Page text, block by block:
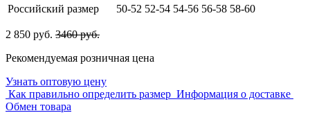
Российский размер
50-52 52-54 54-56 56-58 58-60
2 850 руб. 3460 руб.
Рекомендуемая розничная цена
Узнать оптовую цену
Как правильно определить размер Информация о доставке
Обмен товара